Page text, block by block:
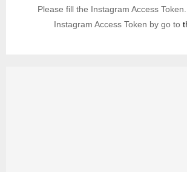
Please fill the Instagram Access
Instagram Access Token by go to